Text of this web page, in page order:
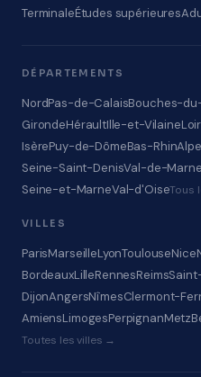
TerminaleÉtudes supérieures
DÉPARTEMENTS
NordPas-de-CalaisBouches-
GirondeHéraultIlle-et-Vilaine
IsèrePuy-de-DômeBas-Rhin
Seine-Saint-DenisVal-de-Marne
Seine-et-MarneVal-d'OiseTous
VILLES
ParisMarseilleLyonToulouseNice
BordeauxLilleRennesReims
DijonAngersNîmesClermont-
AmiensLimogesPerpignanMetz
Toutes les villes →